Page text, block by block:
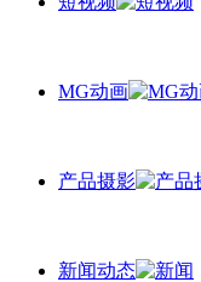
MG动画
产品摄影
新闻动态